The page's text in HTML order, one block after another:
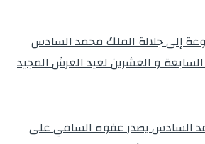
إلى جلالة الملك محمد السادس
و العشرين لعيد العرش المجيد
السادس يصدر عفوه السامي على